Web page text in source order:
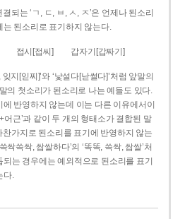
되는 ‘ㄱ, ㄷ, ㅂ, ㅅ, ㅈ’은 언제나 된소리
된소리로 표기하지 않는다.
접시[접씨] 갑자기[갑짜기]
지[읻찌]’와 ‘낯설다[낟썰다]’처럼 앞말의
의 첫소리가 된소리로 나는 예들도 있다.
반영하지 않는데 이는 다른 이유에서이
어근’과 같이 두 개의 형태소가 결합된 말
찬가지로 된소리를 표기에 반영하지 않는
싹쓱싹, 쌉쌀하다’의 ‘똑똑, 쓱싹, 쌉쌀’처
는 경우에는 예외적으로 된소리를 표기
다.